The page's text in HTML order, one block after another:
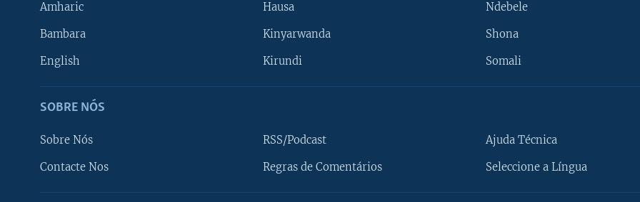
Amharic
Bambara
English
Hausa
Kinyarwanda
Kirundi
Ndebele
Shona
Somali
SOBRE NÓS
Sobre Nós
Contacte Nos
RSS/Podcast
Regras de Comentários
Ajuda Técnica
Seleccione a Língua